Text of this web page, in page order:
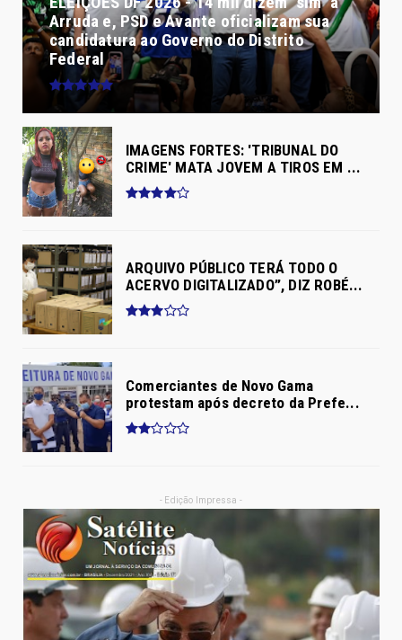
Arruda e, PSD e Avante oficializam sua
candidatura ao Governo do Distrito
Federal
IMAGENS FORTES: 'TRIBUNAL DO
CRIME' MATA JOVEM A TIROS EM ...
ARQUIVO PÚBLICO TERÁ TODO O
ACERVO DIGITALIZADO”, DIZ ROBÉ...
Comerciantes de Novo Gama
protestam após decreto da Prefe...
- Edição Impressa -